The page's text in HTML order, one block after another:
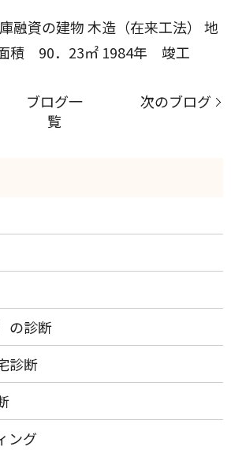
融資の建物 木造（在来工法） 地
面積 90．23㎡ 1984年 竣工
ブログ一
覧
次のブログ
の診断
診断
ング